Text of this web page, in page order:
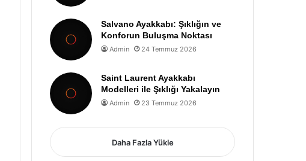
Salvano Ayakkabı: Şıklığın ve
Konforun Buluşma Noktası
Admin 24 Temmuz 2026
Saint Laurent Ayakkabı
Modelleri ile Şıklığı Yakalayın
Admin 23 Temmuz 2026
Daha Fazla Yükle